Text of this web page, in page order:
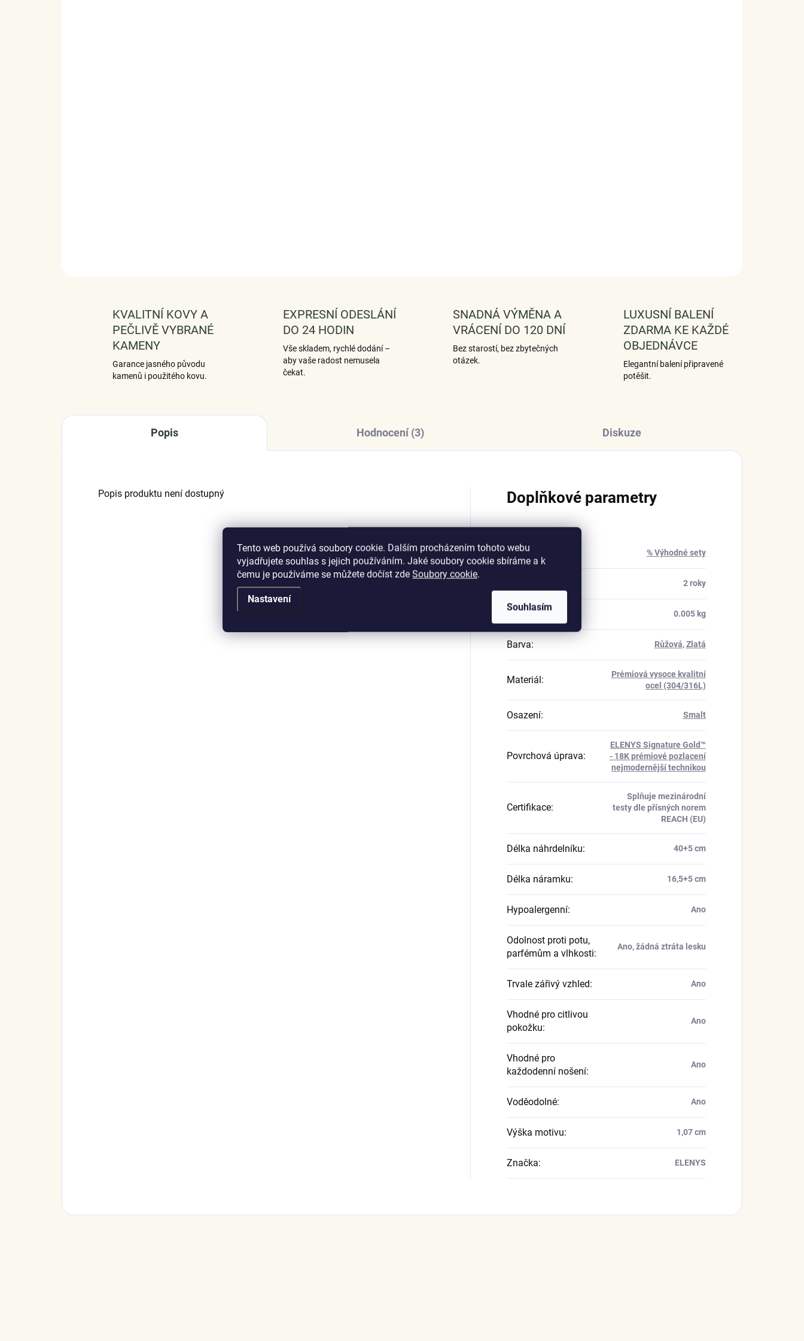
Tento web používá soubory cookie. Dalším procházením tohoto webu
vyjadřujete souhlas s jejich používáním. Jaké soubory cookie sbíráme a k
čemu je používáme se můžete dočíst zde Soubory cookie.
Nastavení
Souhlasím
KVALITNÍ KOVY A
PEČLIVĚ VYBRANÉ
KAMENY
Garance jasného původu
kamenů i použitého kovu.
EXPRESNÍ ODESLÁNÍ
DO 24 HODIN
Vše skladem, rychlé dodání –
aby vaše radost nemusela
čekat.
SNADNÁ VÝMĚNA A
VRÁCENÍ DO 120 DNÍ
Bez starostí, bez zbytečných
otázek.
LUXUSNÍ BALENÍ
ZDARMA KE KAŽDÉ
OBJEDNÁVCE
Elegantní balení připravené
potěšit.
Popis Hodnocení (3) Diskuze
Popis produktu není dostupný Doplňkové parametry
Kategorie % Výhodné sety
2 roky
Hmotnost: 0.005 kg
Barva: Růžová,Zlatá
Materiál :
Prémiová vysoce kvalitní
ocel (304/316L)
Osazení: Smalt
Povrchová úprava:
ELENYS Signature Gold™
- 18K prémiové pozlacení
nejmodernější technikou
Certifikace:
Splňuje mezinárodní
testy dle přísných norem
REACH (EU)
Délka náhrdelníku: 40+5 cm
Délka náramku: 16,5+5 cm
Hypoalergenní: Ano
Odolnost proti potu,
parfémům a vlhkosti:
Ano, žádná ztráta lesku
Trvale zářivý vzhled: Ano
Vhodné pro citlivou
pokožku:
Ano
Vhodné pro
každodenní nošení:
Ano
Voděodolné: Ano
Výška motivu: 1,07 cm
Značka: ELENYS